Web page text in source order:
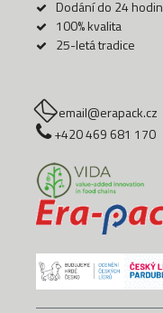
Dodání do 24 hodin
100% kvalita
25-letá tradice
email@erapack.cz
+420 469 681 170